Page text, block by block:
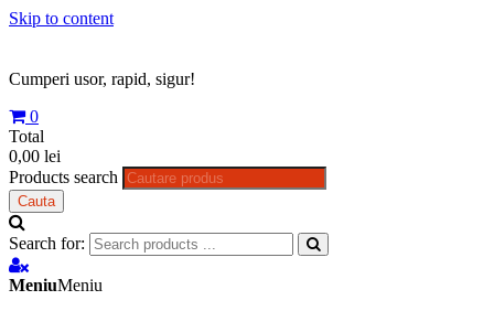
Skip to content
Cumperi usor, rapid, sigur!
0
Total
0,00 lei
Products search
Cauta
Search for:
MeniuMeniu